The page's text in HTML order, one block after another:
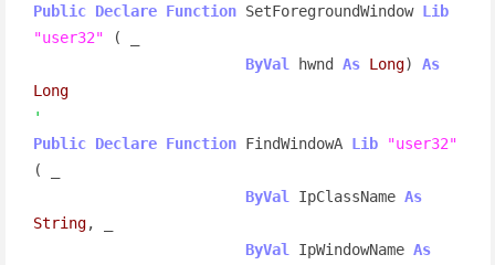
Public Declare Function SetForegroundWindow Lib
"user32" ( _
ByVal
hwnd As Long) As
Long
'
Public Declare Function FindWindowA Lib
"user32"
( _
ByVal
IpClassName As
String, _
ByVal
IpWindowName As